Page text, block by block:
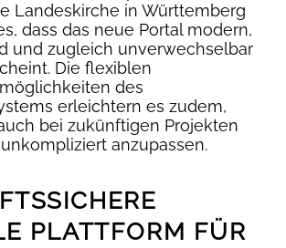
Landeskirche in Württemberg
dass das neue Portal modern,
und zugleich unverwechselbar
Die flexiblen
des
erleichtern es zudem,
bei zukünftigen Projekten
anzupassen.
PLATTFORM FÜR